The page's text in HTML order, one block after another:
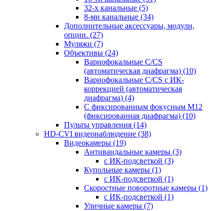
32-х канальные (5)
8-ми канальные (34)
Дополнительные аксессуары, модули,
опции. (27)
Муляжи (7)
Объективы (24)
Вариофокальные C/CS
(автоматическая диафрагма) (10)
Вариофокальные C/CS с ИК-
коррекцией (автоматическая
диафрагма) (4)
С фиксированным фокусным М12
(фиксированная диафрагма) (10)
Пульты управления (14)
HD-CVI видеонаблюдение (38)
Видеокамеры (19)
Антивандальные камеры (3)
с ИК-подсветкой (3)
Купольные камеры (1)
с ИК-подсветкой (1)
Скоростные поворотные камеры (1)
с ИК-подсветкой (1)
Уличные камеры (7)